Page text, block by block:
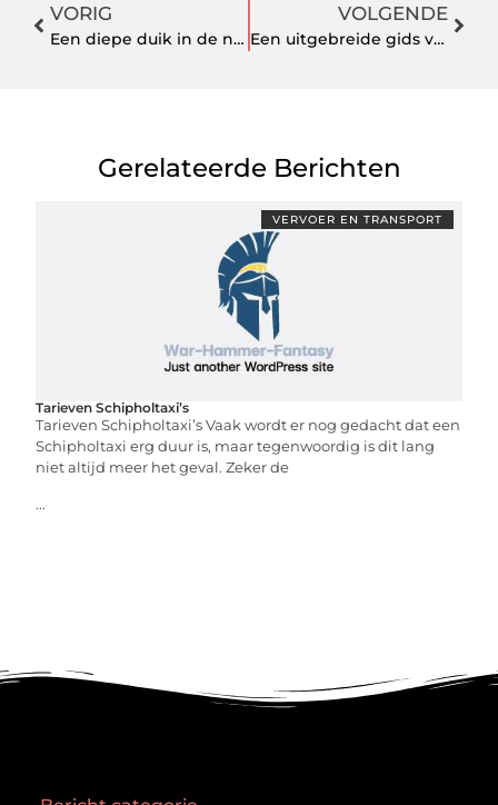
VORIG
Een diepe duik in de nieuwste CSS-functies voor een verbluffende website
VOLGENDE
Een uitgebreide gids voor tuinhuisjes
Gerelateerde Berichten
VERVOER EN TRANSPORT
Tarieven Schipholtaxi’s
Tarieven Schipholtaxi’s Vaak wordt er nog gedacht dat een
Schipholtaxi erg duur is, maar tegenwoordig is dit lang
niet altijd meer het geval. Zeker de
...